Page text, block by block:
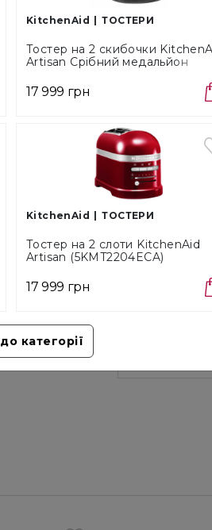
У
покупки
Ми
повну
KitchenAid ТОСТЕРИ
Тостер на 2 скибочки
Artisan Срібний медальйон
17 999 грн
KitchenAid ТОСТЕРИ
Тостер на 2 слоти KitchenAid
Artisan (5KMT2204ECA)
17 999 грн
категорії